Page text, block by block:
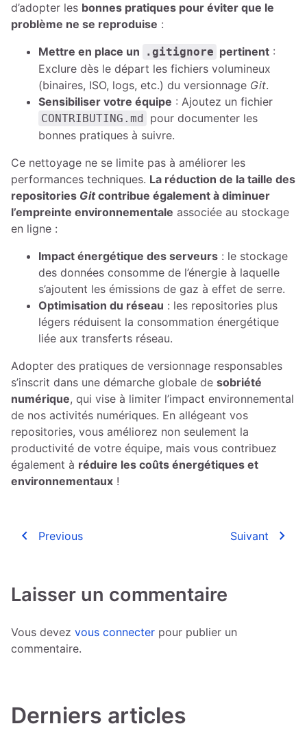
d’adopter les bonnes pratiques pour éviter que le
problème ne se reproduise :
Mettre en place un
.gitignore pertinent :
Exclure dès le départ les fichiers volumineux
(binaires, ISO, logs, etc.) du versionnage Git.
Sensibiliser votre équipe : Ajoutez un fichier
CONTRIBUTING.md pour documenter les
bonnes pratiques à suivre.
Ce nettoyage ne se limite pas à améliorer les
performances techniques. La réduction de la taille des
repositories Gitcontribue également à diminuer
l’empreinte environnementale associée au stockage
en ligne :
Impact énergétique des serveurs : le stockage
des données consomme de l’énergie à laquelle
s’ajoutent les émissions de gaz à effet de serre.
Optimisation du réseau : les repositories plus
légers réduisent la consommation énergétique
liée aux transferts réseau.
Adopter des pratiques de versionnage responsables
s’inscrit dans une démarche globale de sobriété
numérique, qui vise à limiter l’impact environnemental
de nos activités numériques. En allégeant vos
repositories, vous améliorez non seulement la
productivité de votre équipe, mais vous contribuez
également à réduire les coûts énergétiques et
environnementaux !
Previous
navigate_before Suivant navigate_next
Laisser un commentaire
Vous devez vous connecter pour publier un
commentaire.
Derniers articles